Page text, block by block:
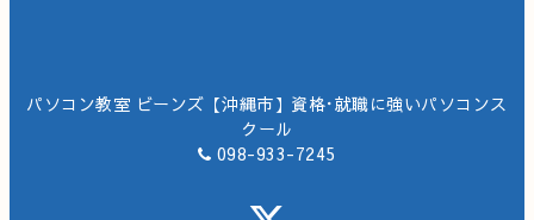
パソコン教室 ビーンズ【沖縄市】資格･就職に強いパソコンス
クール
098-933-7245